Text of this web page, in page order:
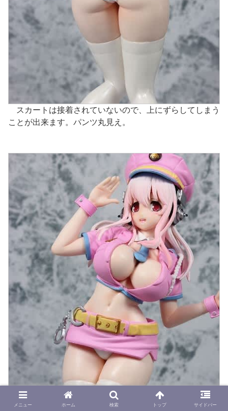
スカートは接着されていないので、上にずらしてしまう
ことが出来ます。パンツ丸見え。
メニュー ホーム 検索 トップ サイドバー